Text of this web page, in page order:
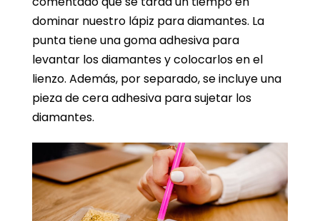
dominar nuestro lápiz para diamantes. La
punta tiene una goma adhesiva para
levantar los diamantes y colocarlos en el
lienzo. Además, por separado, se incluye una
pieza de cera adhesiva para sujetar los
diamantes.